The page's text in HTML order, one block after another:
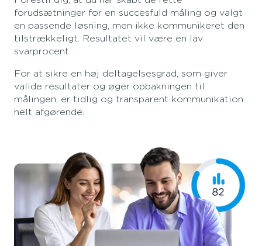
forudsætninger for en succesfuld måling og valgt
en passende løsning, men ikke kommunikeret den
tilstrækkeligt. Resultatet vil være en lav
svarprocent.
For at sikre en høj deltagelsesgrad, som giver
valide resultater og øger opbakningen til
målingen, er tidlig og transparent kommunikation
helt afgørende.